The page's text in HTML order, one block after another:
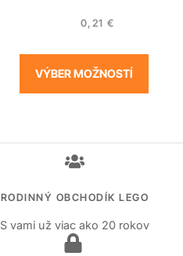
0,21 €
VÝBER MOŽNOSTÍ
RODINNÝ OBCHODÍK LEGO
S vami už viac ako 20 rokov